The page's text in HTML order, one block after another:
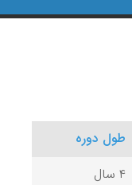
طول دوره
۴ سال